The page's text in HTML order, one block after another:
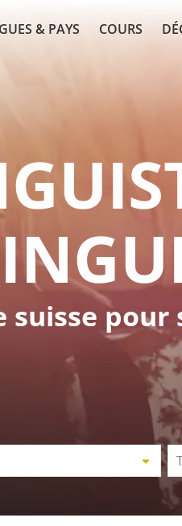
& PAYS COURS
suisse